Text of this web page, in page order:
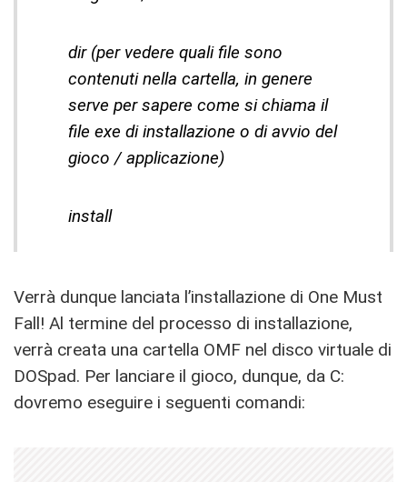
dir (per vedere quali file sono
contenuti nella cartella, in genere
serve per sapere come si chiama il
file exe di installazione o di avvio del
gioco / applicazione)
install
Verrà dunque lanciata l’installazione di One Must
Fall! Al termine del processo di installazione,
verrà creata una cartella OMF nel disco virtuale di
DOSpad. Per lanciare il gioco, dunque, da C:
dovremo eseguire i seguenti comandi: